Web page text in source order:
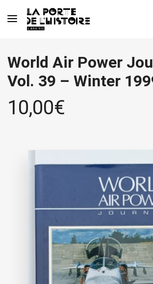
World Air Power
Vol. 39 – Winter
10,00€